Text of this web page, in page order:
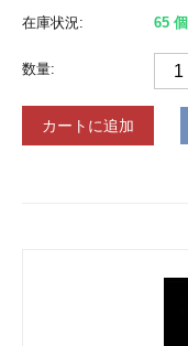
在庫状況: 65 個
数量:
カートに追加